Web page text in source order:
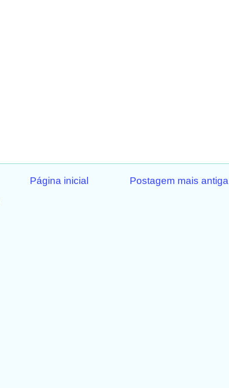
Postagem mais antiga
Página inicial